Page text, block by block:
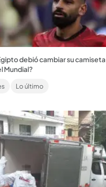
Compartir Noticia
debió cambiar su
Mundial?
norteafricana tuvo que
de su escudo....
Lo último
Compartir Noticia